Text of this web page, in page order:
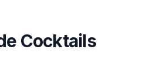
Cocktails